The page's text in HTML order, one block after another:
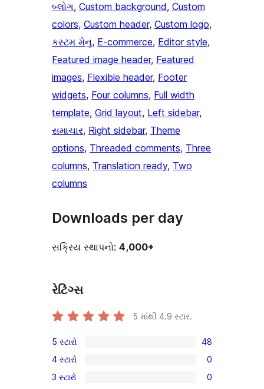
બ્લોગ, Custom background, Custom
colors, Custom header, Custom logo
કસ્ટમ મેનુ, E-commerce, Editor style
Featured image header, Featured
images, Flexible header, Footer
widgets, Four columns, Full width
template, Grid layout, Left sidebar
સમાચાર, Right sidebar, Theme
options, Threaded comments, Three
columns, Translation ready, Two
columns
Downloads per day
સક્રિય સ્થાપનો: 4,000+
રેટિંગ્સ
5 માંથી 4.9 સ્ટાર.
48
5-
સ્ટાર
5 સ્ટારો 48
0
4-
4 સ્ટારો 0
0
3 સ્ટારો 0